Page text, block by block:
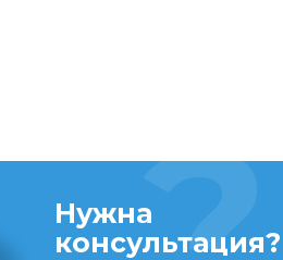
Нужна
консультация?